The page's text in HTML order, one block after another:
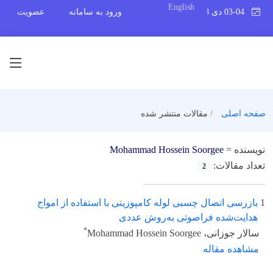
English
ورود به سامانه عضویت
صفحه اصلی مقالات منتشر شده
نویسنده = Mohammad Hossein Soorgee
تعداد مقالات:
2
1 بازرسی اتصال چسبی لوله کامپوزیتی با استفاده از امواج
هدایت‌شده فراصوتی به‌روش عددی
سالار جوزانی، Mohammad Hossein Soorgee
*
مشاهده مقاله